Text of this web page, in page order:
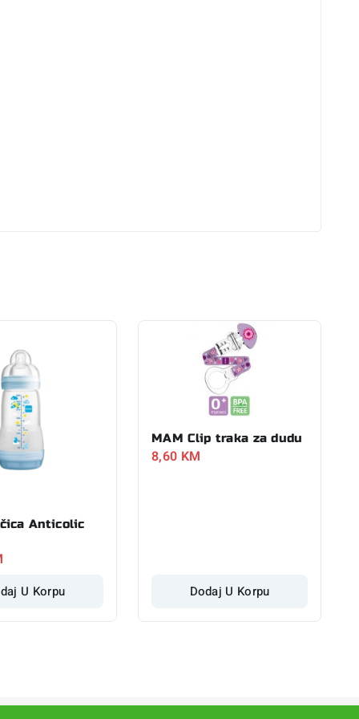
Anticolic
U Korpu
MAM Clip traka za dudu
8,60 KM
Dodaj U Korpu